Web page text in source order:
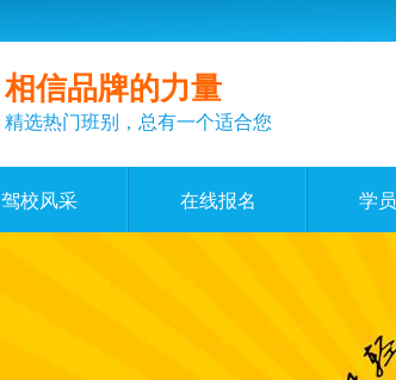
相信品牌的力量
精选热门班别，总有一个适合您
驾校风采 在线报名 学